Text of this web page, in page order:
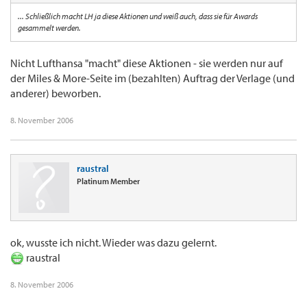
... Schließlich macht LH ja diese Aktionen und weiß auch, dass sie für Awards
gesammelt werden.
Nicht Lufthansa "macht" diese Aktionen - sie werden nur auf
der Miles & More-Seite im (bezahlten) Auftrag der Verlage (und
anderer) beworben.
8. November 2006
raustral
Platinum Member
ok, wusste ich nicht. Wieder was dazu gelernt.
raustral
8. November 2006